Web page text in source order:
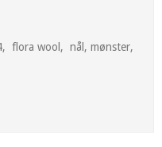
flora wool, nål, mønster,